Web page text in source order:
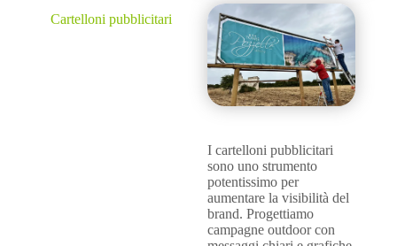
Cartelloni pubblicitari
I cartelloni pubblicitari
sono uno strumento
potentissimo per
aumentare la visibilità del
brand. Progettiamo
campagne outdoor con